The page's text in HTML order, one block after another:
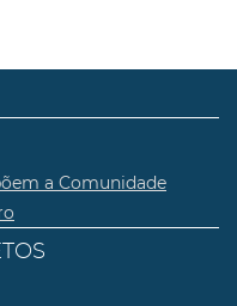
a Comunidade